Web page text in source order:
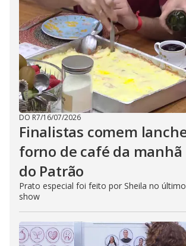
DO R7/16/07/2026
Finalistas comem
forno de café da manhã
do Patrão
Prato especial foi feito por Sheila no
show